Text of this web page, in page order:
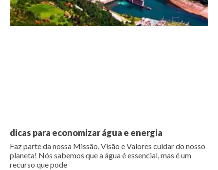
dicas para economizar água e energia
Faz parte da nossa Missão, Visão e Valores cuidar do nosso
planeta! Nós sabemos que a água é essencial, mas é um
recurso que pode